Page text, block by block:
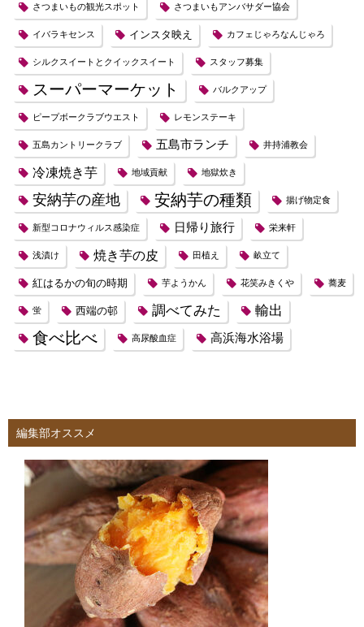
さつまいもの観光スポット さつまいもアンバサダー協会
イバラキセンス インスタ映え カフェじゃろなんじゃろ
シルクスイートとクイックスイート スタッフ募集
スーパーマーケット バルクアップ
ピープボークラブウエスト レモンステーキ
五島カントリークラブ 五島市ランチ 井持浦教会
冷凍焼き芋 地域貢献 地獄炊き
安納芋の産地 安納芋の種類 揚げ物定食
新型コロナウィルス感染症 日帰り旅行 栄来軒
浅漬け 焼き芋の皮 田植え 畝立て
紅はるかの旬の時期 芋ようかん 花笑みきくや 蕎麦
蛍 西端の邨 調べてみた 輸出
食べ比べ 高尿酸血症 高浜海水浴場
編集部オススメ